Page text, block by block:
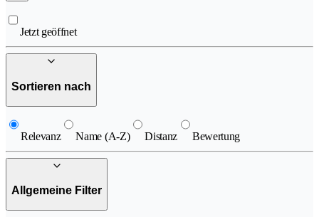
Jetzt geöffnet
Sortieren nach
Relevanz Name (A-Z) Distanz Bewertung
Allgemeine Filter